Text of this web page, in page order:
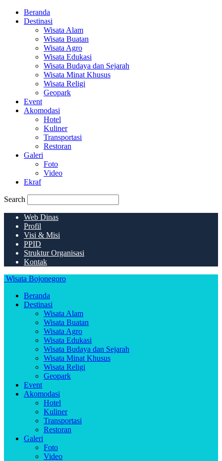
Beranda
Destinasi
Wisata Alam
Wisata Buatan
Wisata Agro
Wisata Edukasi
Wisata Budaya dan Sejarah
Wisata Minat Khusus
Wisata Religi
Geopark
Event
Akomodasi
Hotel
Kuliner
Transportasi
Restoran
Galeri
Foto
Video
Ekraf
Search
Web Dinas
Profil
Visi & Misi
PPID
Struktur Organisasi
Kontak
Wisata Bojonegoro
Beranda
Destinasi
Wisata Alam
Wisata Buatan
Wisata Agro
Wisata Edukasi
Wisata Budaya dan Sejarah
Wisata Minat Khusus
Wisata Religi
Geopark
Event
Akomodasi
Hotel
Kuliner
Transportasi
Restoran
Galeri
Foto
Video